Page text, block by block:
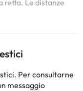
retta. Le distanze
Per consultarne
messaggio